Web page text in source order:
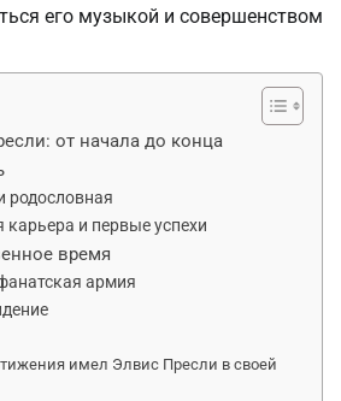
его музыкой и совершенством
от начала до конца
родословная
и первые успехи
время
армия
имел Элвис Пресли в своей